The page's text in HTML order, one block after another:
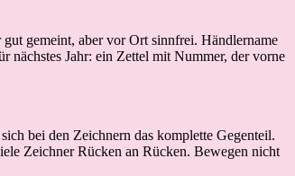
gemeint, aber vor Ort sinnfrei. Händlername
nächstes Jahr: ein Zettel mit Nummer, der vorne
bei den Zeichnern das komplette Gegenteil.
Zeichner Rücken an Rücken. Bewegen nicht